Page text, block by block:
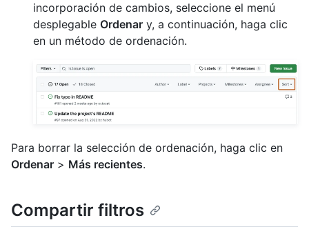
incorporación de cambios, seleccione el menú
desplegable Ordenar y, a continuación, haga clic
en un método de ordenación.
Para borrar la selección de ordenación, haga clic en
Ordenar > Más recientes.
Compartir filtros